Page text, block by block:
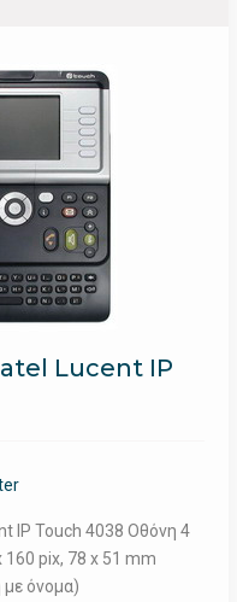
Lucent IP
IP Touch 4038 Οθόνη 4
pix, 78 x 51 mm
όνομα)